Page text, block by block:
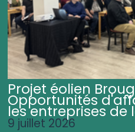
Projet éolien
Opportunités
les entreprises de
9 juillet 2026